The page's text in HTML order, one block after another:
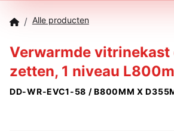
MERKEN
OFFERTECHECKER
CONTACT
/ Alle producten
Verwarmde vitrinekast
zetten, 1 niveau
DD-WR-EVC1-58 / B800MM X